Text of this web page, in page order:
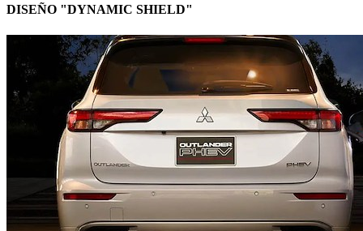
DISEÑO "DYNAMIC SHIELD"